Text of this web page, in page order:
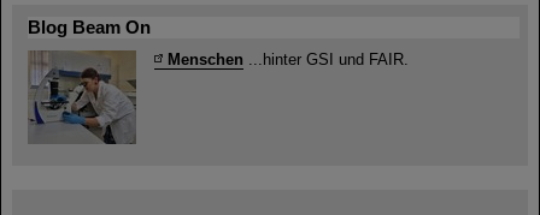
Blog Beam On
Menschen ...hinter GSI und FAIR.